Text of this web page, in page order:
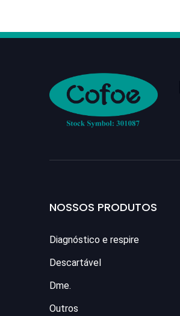
NOSSOS PRODUTOS
Diagnóstico e respire
Descartável
Dme.
Outros